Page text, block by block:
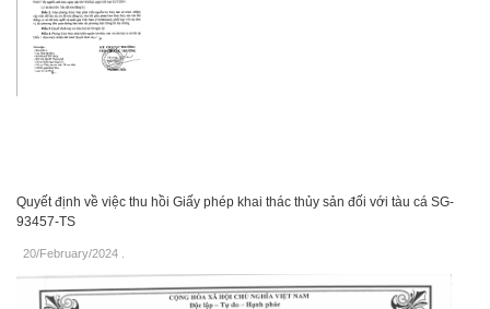
Quyết định về việc thu hồi Giấy phép khai thác thủy sản đối với tàu cá SG-
93457-TS
20/February/2024